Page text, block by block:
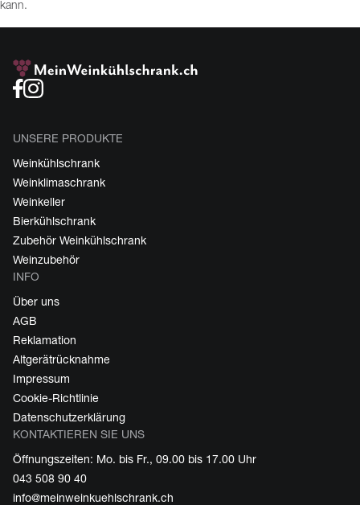
kann.
UNSERE PRODUKTE
Weinkühlschrank
Weinklimaschrank
Weinkeller
Bierkühlschrank
Zubehör Weinkühlschrank
Weinzubehör
INFO
Über uns
AGB
Reklamation
Altgerätrücknahme
Impressum
Cookie-Richtlinie
Datenschutzerklärung
KONTAKTIEREN SIE UNS
Öffnungszeiten: Mo. bis Fr., 09.00 bis 17.00 Uhr
043 508 90 40
info@meinweinkuehlschrank.ch